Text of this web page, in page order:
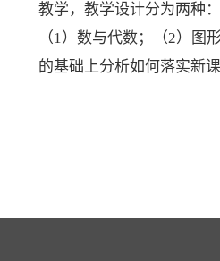
教学，教学设计分为两种
（1）数与代数；（2）
的基础上分析如何落实新